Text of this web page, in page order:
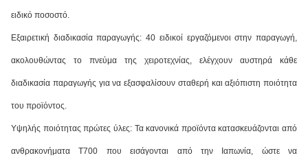
ειδικό ποσοστό.
Εξαιρετική διαδικασία παραγωγής: 40 ειδικοί εργαζόμενοι στην παραγωγή,
ακολουθώντας το πνεύμα της χειροτεχνίας, ελέγχουν αυστηρά κάθε
διαδικασία παραγωγής για να εξασφαλίσουν σταθερή και αξιόπιστη ποιότητα
του προϊόντος.
Υψηλής ποιότητας πρώτες ύλες: Τα κανονικά προϊόντα κατασκευάζονται από
ανθρακονήματα T700 που εισάγονται από την Ιαπωνία, ώστε να